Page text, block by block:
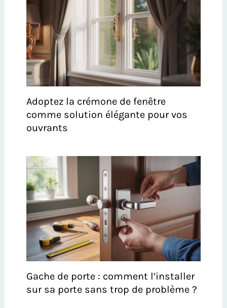
Adoptez la crémone de fenêtre
comme solution élégante pour vos
ouvrants
Gache de porte : comment l’installer
sur sa porte sans trop de problème ?